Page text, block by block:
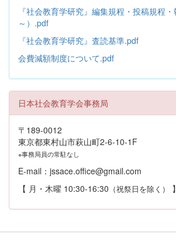
『社会教育学研究』編集規程・投稿規程
～）.pdf
『社会教育学研究』査読基準.pdf
会費減額制度について.pdf
日本社会教育学会事務局
〒189-0012
東京都東村山市萩山町2-6-10-1F
※事務局員の常駐なし
E-mail：jssace.office@gmail.com
【 月・木曜 10:30-16:30 （祝祭日を除く） 】